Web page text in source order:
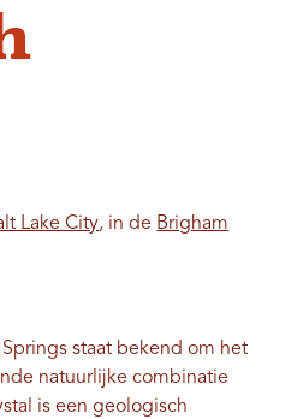
Lake City, in de Brigham
staat bekend om het
natuurlijke combinatie
is een geologisch